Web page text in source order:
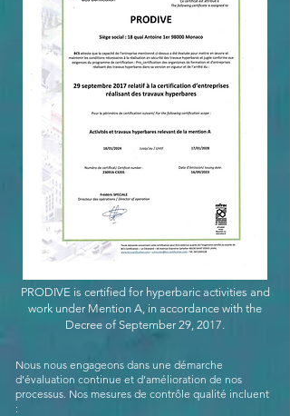
PRODIVE is certified for hyperbaric activities and
work under Mention A, in accordance with the
Decree of September 29, 2017.
Nous nous engageons dans une démarche
d’évaluation continue et d’amélioration de nos
processus. Nos mesures de contrôle qualité incluent
: